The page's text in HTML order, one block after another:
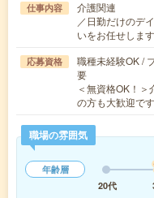
仕事内容
介護関連
／日勤だけのデ
いをお任せしま
応募資格
職種未経験OK /
要
＜無資格OK！
の方も大歓迎で
職場の雰囲気
年齢層
20代